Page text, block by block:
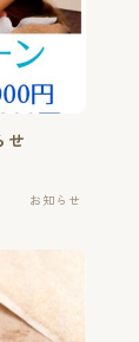
せ
お知らせ